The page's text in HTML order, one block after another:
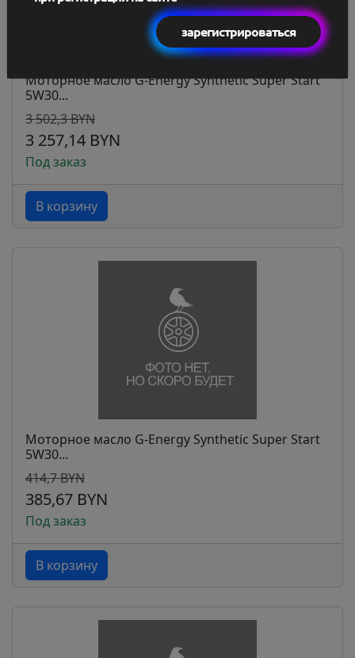
Моторное масло G-Energy Synthetic Super Start
5W30...
3 502,3 BYN
3 257,14 BYN
Под заказ
В корзину
Моторное масло G-Energy Synthetic Super Start
5W30...
414,7 BYN
385,67 BYN
Под заказ
В корзину
зарегистрироваться